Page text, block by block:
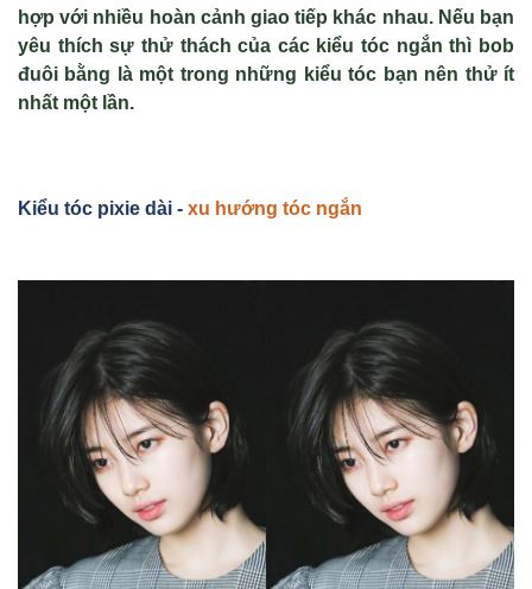
hợp với nhiều hoàn cảnh giao tiếp khác nhau. Nếu bạn
yêu thích sự thử thách của các kiểu tóc ngắn thì bob
đuôi bằng là một trong những kiểu tóc bạn nên thử ít
nhất một lần.
Kiểu tóc pixie dài - xu hướng tóc ngắn